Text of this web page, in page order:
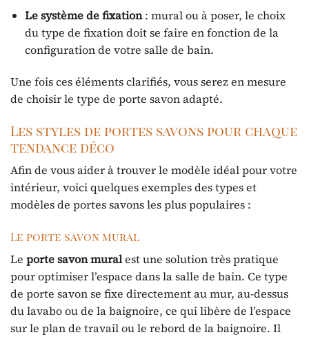
Le système de fixation: mural ou à poser, le choix
du type de fixation doit se faire en fonction de la
configuration de votre salle de bain.
Une fois ces éléments clarifiés, vous serez en mesure
de choisir le type de porte savon adapté.
Les styles de portes savons pour chaque
tendance déco
Afin de vous aider à trouver le modèle idéal pour votre
intérieur, voici quelques exemples des types et
modèles de portes savons les plus populaires :
Le porte savon mural
Le porte savon muralest une solution très pratique
pour optimiser l’espace dans la salle de bain. Ce type
de porte savon se fixe directement au mur, au-dessus
du lavabo ou de la baignoire, ce qui libère de l’espace
sur le plan de travail ou le rebord de la baignoire. Il